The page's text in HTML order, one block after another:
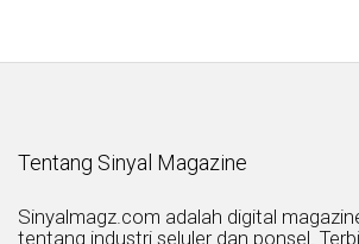
Tentang Sinyal Magazine
Sinyalmagz.com adalah digital
tentang industri seluler dan ponsel.